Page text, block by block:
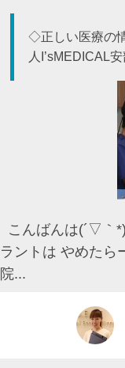
◇正しい医療の
人I’sMEDICAL
こんばんは(´▽｀
ラントは やめたら
院...